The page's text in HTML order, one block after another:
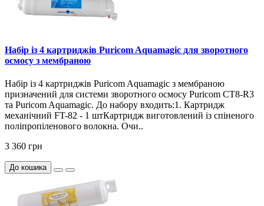
Набір із 4 картриджів Puricom Aquamagic для зворотного
осмосу з мембраною
Набір із 4 картриджів Puricom Aquamagic з мембраною
призначений для системи зворотного осмосу Puricom CT8-R3
та Puricom Aquamagic. До набору входить:1. Картридж
механічний FT-82 - 1 штКартридж виготовлений із спіненого
поліпропіленового волокна. Очи..
3 360 грн
До кошика